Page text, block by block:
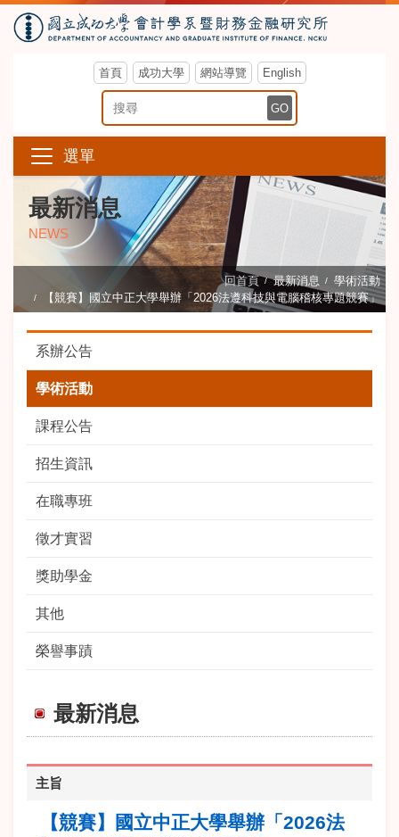
首頁 成功大學 網站導覽 English
搜尋關鍵字 GO
選單
最新消息
NEWS
回首頁 最新消息
學術活動
【競賽】國立中正大學舉辦「2026法遵科技與電腦稽核專題競賽」
系辦公告
學術活動
課程公告
招生資訊
在職專班
徵才實習
獎助學金
其他
榮譽事蹟
最新消息
主旨
【競賽】國立中正大學舉辦「2026法